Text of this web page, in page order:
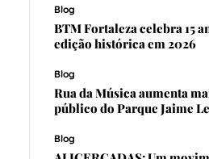
Blog
BTM Fortaleza celebra 15
edição histórica em 2026
Blog
Rua da Música aumenta
público do Parque Jaime
Blog